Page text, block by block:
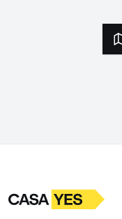
LogoIr para a homepage